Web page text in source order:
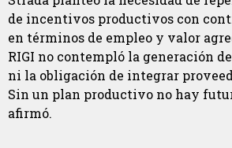
de incentivos productivos con
en términos de empleo y valor
RIGI no contempló la generación
ni la obligación de integrar
Sin un plan productivo no hay
afirmó.